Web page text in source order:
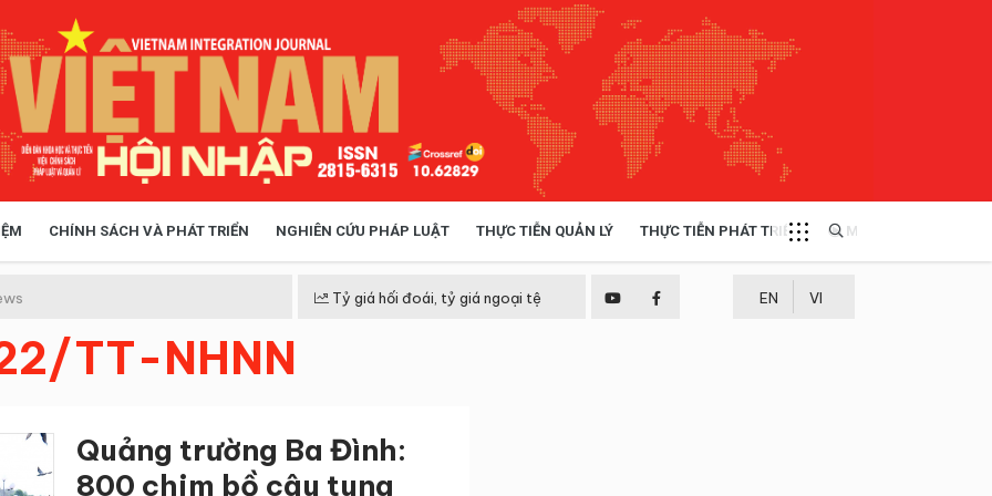
CHÍNH SÁCH VÀ PHÁT TRIỂN NGHIÊN CỨU PHÁP LUẬT THỰC TIỄN QUẢN LÝ THỰC TIỄN PHÁT TRIỂN MULTIMEDIA
Tỷ giá hối đoái, tỷ giá ngoại tệ EN VI
TT-NHNN
Quảng trường Ba Đình:
800 chim bồ câu tung